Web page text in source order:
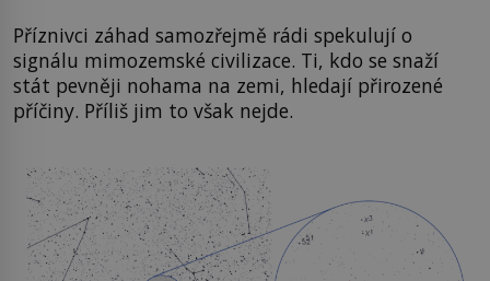
Příznivci záhad samozřejmě rádi spekulují o
signálu mimozemské civilizace. Ti, kdo se snaží
stát pevněji nohama na zemi, hledají přirozené
příčiny. Příliš jim to však nejde.